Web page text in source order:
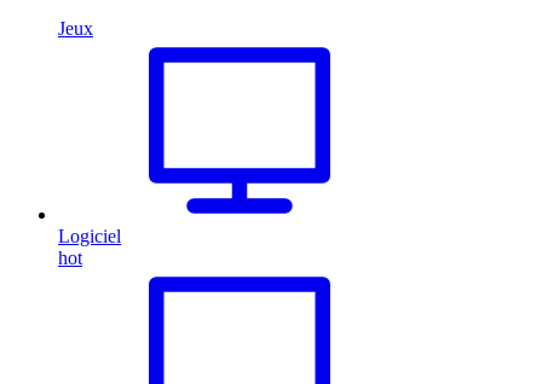
Jeux
Logiciel
hot